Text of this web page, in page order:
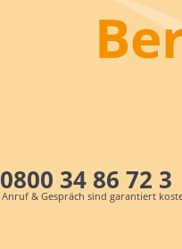
0800 34 86 72 3
Anruf & Gespräch sind garantiert